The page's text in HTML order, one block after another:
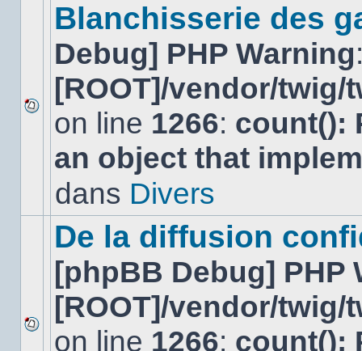
Aucun
nouveau
message
non-
dans
Blanchisserie des
Debug] PHP Warning
[ROOT]/vendor/
on line 1266: count():
an object that
dans Divers
Aucun
De la diffusion
[phpBB Debug] PHP
[ROOT]/vendor/
on line 1266: count():